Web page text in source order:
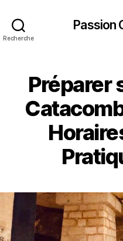
Recherche
Passion
Préparer